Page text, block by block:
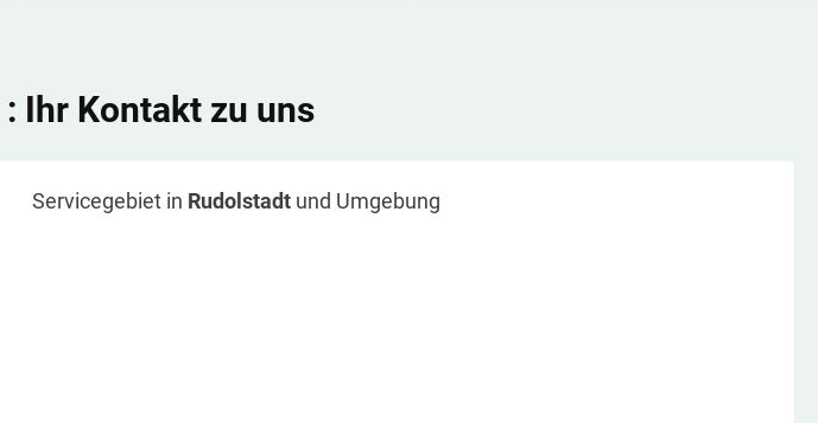
: Ihr Kontakt zu uns
Servicegebiet in Rudolstadt und Umgebung